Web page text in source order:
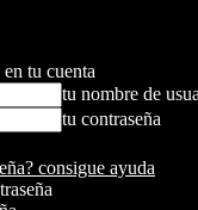
tu cuenta
tu nombre de
tu contraseña
consigue ayuda